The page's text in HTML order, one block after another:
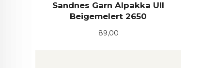
Sandnes Garn Alpakka Ull
Beigemelert 2650
Pris
89,00